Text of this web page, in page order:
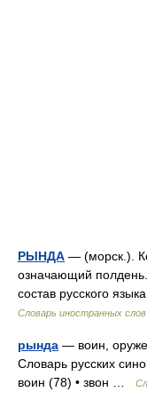
РЫНДА — (морск.).
означающий
состав русского
Словарь иностранных слов
рында — воин,
Словарь русских
воин (78) • звон …